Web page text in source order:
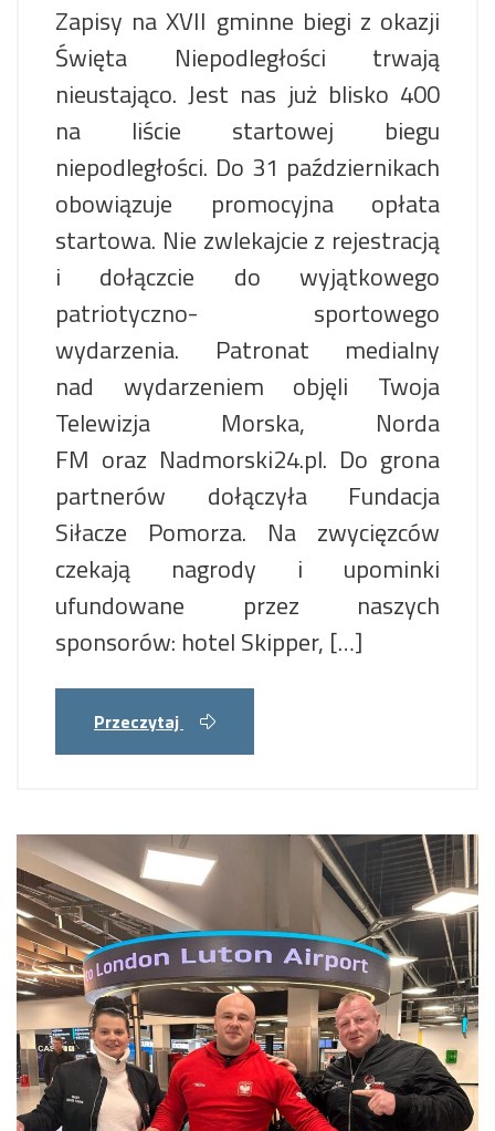
Zapisy na XVII gminne biegi z okazji
Święta Niepodległości trwają
nieustająco. Jest nas już blisko 400
na liście startowej biegu
niepodległości. Do 31 październikach
obowiązuje promocyjna opłata
startowa. Nie zwlekajcie z rejestracją
i dołączcie do wyjątkowego
patriotyczno- sportowego
wydarzenia. Patronat medialny
nad wydarzeniem objęli Twoja
Telewizja Morska, Norda
FM oraz Nadmorski24.pl. Do grona
partnerów dołączyła Fundacja
Siłacze Pomorza. Na zwycięzców
czekają nagrody i upominki
ufundowane przez naszych
sponsorów: hotel Skipper, […]
Przeczytaj